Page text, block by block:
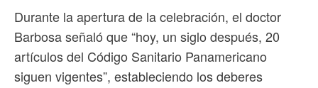
Durante la apertura de la celebración, el doctor
Barbosa señaló que “hoy, un siglo después, 20
artículos del Código Sanitario Panamericano
siguen vigentes”, estableciendo los deberes